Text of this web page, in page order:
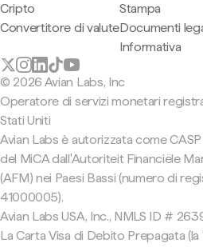
Cripto
Convertitore di valute
Stampa
Documenti
Informativa
© 2026 Avian Labs, Inc
Operatore di servizi monetari
Stati Uniti
Avian Labs è autorizzata come
del MiCA dall'Autoriteit Financiële
(AFM) nei Paesi Bassi (numero di
41000005).
Avian Labs USA, Inc., NMLS ID #
La Carta Visa di Debito Prepagata (la